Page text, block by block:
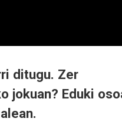
ditugu. Zer
jokuan? Eduki